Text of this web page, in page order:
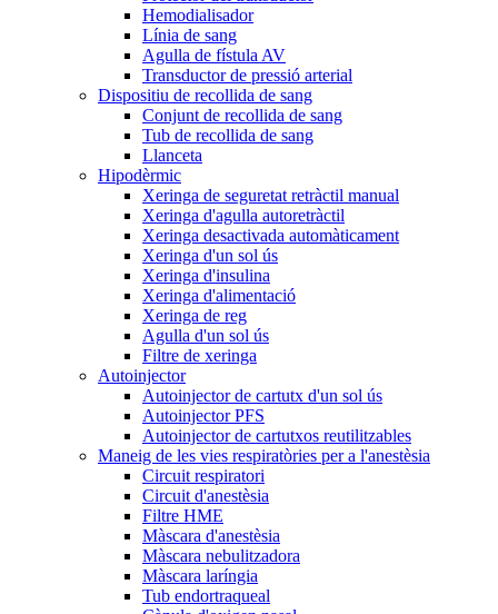
Hemodialisador
Línia de sang
Agulla de fístula AV
Transductor de pressió arterial
Dispositiu de recollida de sang
Conjunt de recollida de sang
Tub de recollida de sang
Llanceta
Hipodèrmic
Xeringa de seguretat retràctil manual
Xeringa d'agulla autoretràctil
Xeringa desactivada automàticament
Xeringa d'un sol ús
Xeringa d'insulina
Xeringa d'alimentació
Xeringa de reg
Agulla d'un sol ús
Filtre de xeringa
Autoinjector
Autoinjector de cartutx d'un sol ús
Autoinjector PFS
Autoinjector de cartutxos reutilitzables
Maneig de les vies respiratòries per a l'anestèsia
Circuit respiratori
Circuit d'anestèsia
Filtre HME
Màscara d'anestèsia
Màscara nebulitzadora
Màscara laríngia
Tub endortraqueal